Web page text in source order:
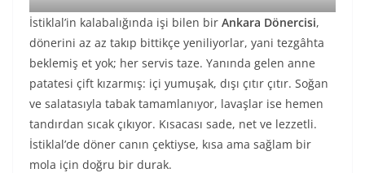
İstiklal’in kalabalığında işi bilen bir Ankara Dönercisi,
dönerini az az takıp bittikçe yeniliyorlar, yani tezgâhta
beklemiş et yok; her servis taze. Yanında gelen anne
patatesi çift kızarmış: içi yumuşak, dışı çıtır çıtır. Soğan
ve salatasıyla tabak tamamlanıyor, lavaşlar ise hemen
tandırdan sıcak çıkıyor. Kısacası sade, net ve lezzetli.
İstiklal’de döner canın çektiyse, kısa ama sağlam bir
mola için doğru bir durak.